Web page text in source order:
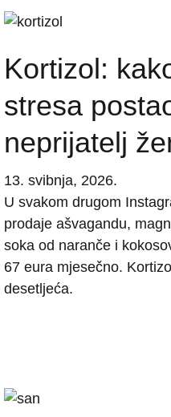
Kortizol:
stresa
neprijatelj
13. svibnja, 2026.
U svakom drugom
prodaje ašvagandu,
soka od naranče i
67 eura mjesečno.
desetljeća.